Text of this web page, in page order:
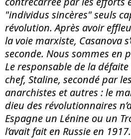
"individus sincères" seuls
révolution. Après avoir
la voie marxiste, Casanova
seconde. Nous sommes en
Le responsable de la
chef, Staline, secondé par
anarchistes et autres : le
dieu des révolutionnaires
Espagne un Lénine ou un
l’avait fait en Russie en